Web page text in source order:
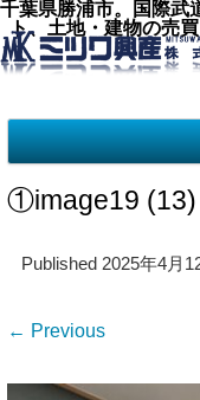
千葉県勝浦市。国際武
ト、土地・建物の売
①image19 (13)
Published2025年4月
← Previous